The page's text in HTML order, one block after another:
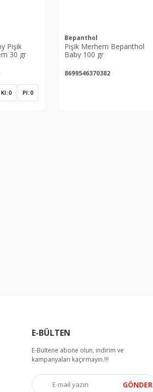
Pişik
30 gr
Kl 0 Pl 0
Bepanthol
Pişik Merhem Bepanthol
Baby 100 gr
8699546370382
E-BÜLTEN
E-Bültene abone olun, indirim ve
kampanyaları kaçırmayın.!!!
GÖNDER